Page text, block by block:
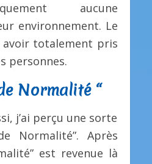
aucune
environnement. Le
avoir totalement pris
personnes.
Normalité “
j’ai perçu une sorte
Normalité”. Après
est revenue là